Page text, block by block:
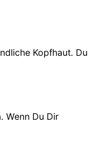
Kopfhaut. Du
Wenn Du Dir